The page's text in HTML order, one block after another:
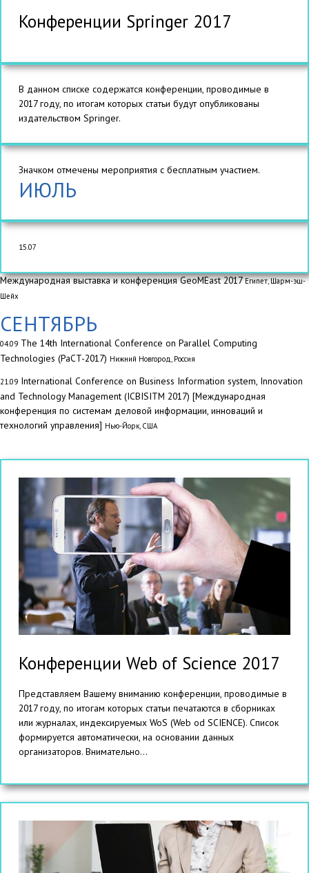
Конференции Springer 2017
В данном списке содержатся конференции, проводимые в
2017 году, по итогам которых статьи будут опубликованы
издательством Springer.
Значком отмечены мероприятия с бесплатным участием.
ИЮЛЬ
15.07
Международная выставка и конференция GeoMEast 2017 Египет, Шарм-эш-
Шейх
СЕНТЯБРЬ
04.09 The 14th International Conference on Parallel Computing
Technologies (PaCT-2017) Нижний Новгород, Россия
21.09 International Conference on Business Information system, Innovation
and Technology Management (ICBISITM 2017) [Международная
конференция по системам деловой информации, инноваций и
технологий управления] Нью-Йорк, США
Конференции Web of Science 2017
Представляем Вашему вниманию конференции, проводимые в
2017 году, по итогам которых статьи печатаются в сборниках
или журналах, индексируемых WoS (Web od SCIENCE). Список
формируется автоматически, на основании данных
организаторов. Внимательно...